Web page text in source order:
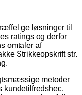
løsninger til
ratings og derfor
omtaler af
Strikkeopskrift str.
metoder
kundetilfredshed.